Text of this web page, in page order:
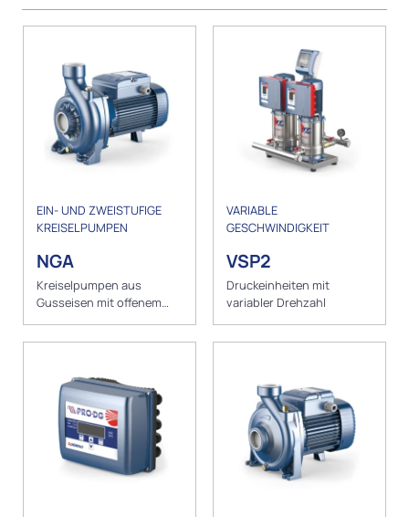
EIN- UND ZWEISTUFIGE
KREISELPUMPEN
NGA
Kreiselpumpen aus
Gusseisen mit offenem
VARIABLE
GESCHWINDIGKEIT
VSP2
Druckeinheiten mit
variabler Drehzahl